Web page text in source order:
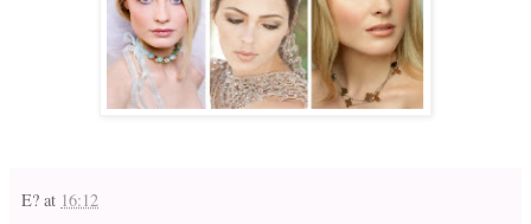
E? at 16:12